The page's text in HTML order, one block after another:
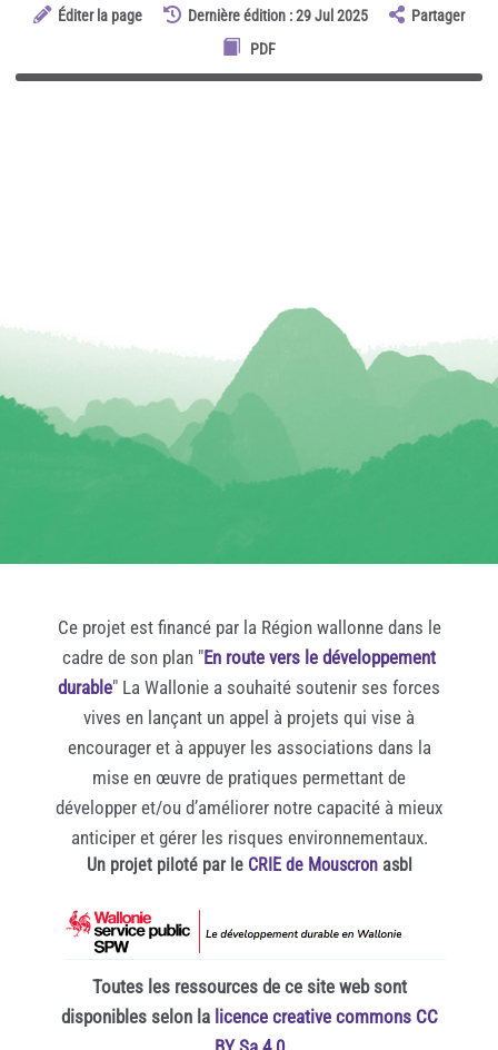
Éditer la page Dernière édition : 29 Jul 2025
Partager
PDF
Ce projet est financé par la Région wallonne dans le
cadre de son plan "En route vers le développement
durable" La Wallonie a souhaité soutenir ses forces
vives en lançant un appel à projets qui vise à
encourager et à appuyer les associations dans la
mise en œuvre de pratiques permettant de
développer et/ou d’améliorer notre capacité à mieux
anticiper et gérer les risques environnementaux.
Un projet piloté par le CRIE de Mouscronasbl
Toutes les ressources de ce site web sont
disponibles selon la licence creative commons CC